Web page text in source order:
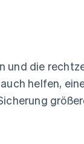
und die
helfen,